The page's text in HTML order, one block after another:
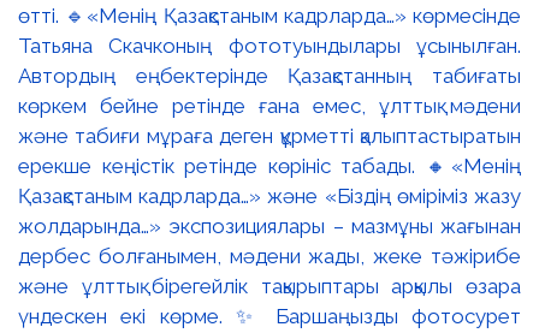
өтті. 🔹«Менің Қазақстаным кадрларда…» көрмесінде
Татьяна Скачконың фототуындылары ұсынылған.
Автордың еңбектерінде Қазақстанның табиғаты
көркем бейне ретінде ғана емес, ұлттық мәдени
және табиғи мұраға деген құрметті қалыптастыратын
ерекше кеңістік ретінде көрініс табады. 🔸«Менің
Қазақстаным кадрларда…» және «Біздің өміріміз жазу
жолдарында…» экспозициялары – мазмұны жағынан
дербес болғанымен, мәдени жады, жеке тәжірибе
және ұлттық бірегейлік тақырыптары арқылы өзара
үндескен екі көрме. ✨ Баршаңызды фотосурет